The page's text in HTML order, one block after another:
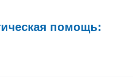
помощь: